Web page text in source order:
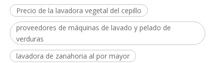
Precio de la lavadora vegetal del cepillo
proveedores de máquinas de lavado y pelado de
verduras
lavadora de zanahoria al por mayor